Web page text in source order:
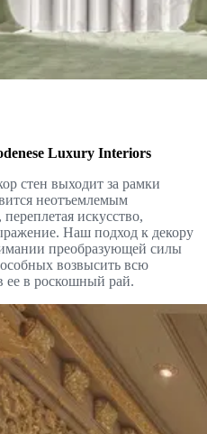
Luxury Interiors
стен выходит за рамки
неотъемлемым
искусство,
Наш подход к декору
преобразующей силы
возвысить всю
ее в роскошный рай.